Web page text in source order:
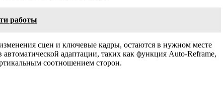
работы
сцен и ключевые кадры, остаются в нужном месте
адаптации, таких как функция Auto-Reframe,
соотношением сторон.